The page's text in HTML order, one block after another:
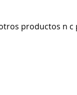
productos n c